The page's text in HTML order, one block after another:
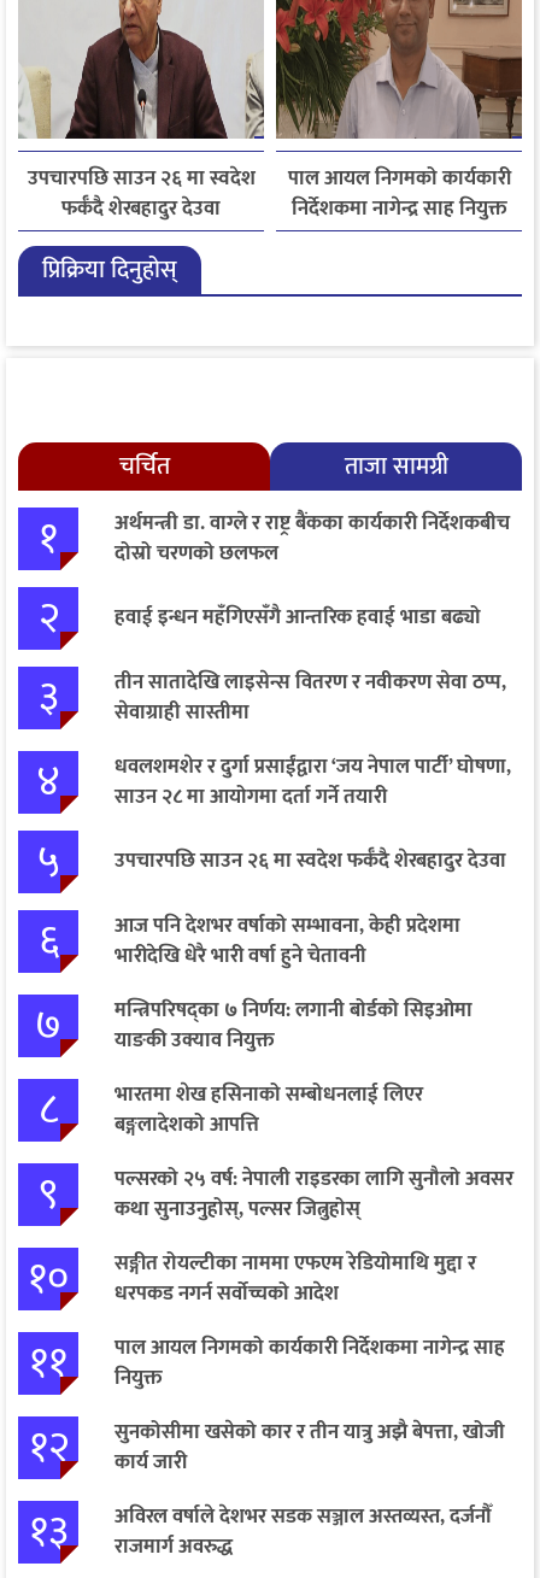
उपचारपछि साउन २६ मा स्वदेश
फर्कँदै शेरबहादुर देउवा
पाल आयल निगमको कार्यकारी
निर्देशकमा नागेन्द्र साह नियुक्त
प्रिक्रिया दिनुहोस्
चर्चित ताजा सामग्री
१
अर्थमन्त्री डा. वाग्ले र राष्ट्र बैंकका कार्यकारी निर्देशकबीच
दोस्रो चरणको छलफल
२ हवाई इन्धन महँगिएसँगै आन्तरिक हवाई भाडा बढ्यो
३
तीन सातादेखि लाइसेन्स वितरण र नवीकरण सेवा ठप्प,
सेवाग्राही सास्तीमा
४
धवलशमशेर र दुर्गा प्रसाईंद्वारा ‘जय नेपाल पार्टी’ घोषणा,
साउन २८ मा आयोगमा दर्ता गर्ने तयारी
५ उपचारपछि साउन २६ मा स्वदेश फर्कँदै शेरबहादुर देउवा
६
आज पनि देशभर वर्षाको सम्भावना, केही प्रदेशमा
भारीदेखि धेरै भारी वर्षा हुने चेतावनी
७
मन्त्रिपरिषद्का ७ निर्णय: लगानी बोर्डको सिइओमा
याङकी उक्याव नियुक्त
८
भारतमा शेख हसिनाको सम्बोधनलाई लिएर
बङ्गलादेशको आपत्ति
९
पल्सरको २५ वर्ष: नेपाली राइडरका लागि सुनौलो अवसर
कथा सुनाउनुहोस्, पल्सर जित्नुहोस्
१०
सङ्गीत रोयल्टीका नाममा एफएम रेडियोमाथि मुद्दा र
धरपकड नगर्न सर्वोच्चको आदेश
११
पाल आयल निगमको कार्यकारी निर्देशकमा नागेन्द्र साह
नियुक्त
१२
सुनकोसीमा खसेको कार र तीन यात्रु अझै बेपत्ता, खोजी
कार्य जारी
१३
अविरल वर्षाले देशभर सडक सञ्जाल अस्तव्यस्त, दर्जनौँ
राजमार्ग अवरुद्ध